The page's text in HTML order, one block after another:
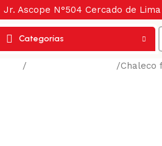
Jr. Ascope N°504 Cercado de Lima
Categorías
Chaleco